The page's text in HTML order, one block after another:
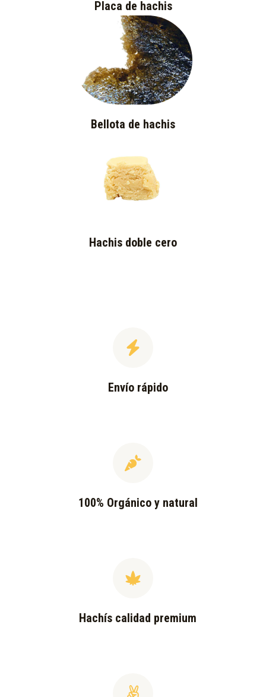
Placa de hachis
Bellota de hachis
Hachis doble cero
Envío rápido
100% Orgánico y natural
Hachís calidad premium